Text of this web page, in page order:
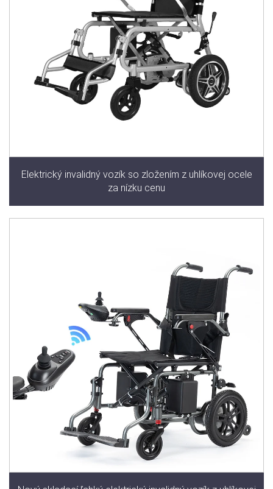
Elektrický invalidný vozík so zložením z uhlíkovej ocele
za nízku cenu